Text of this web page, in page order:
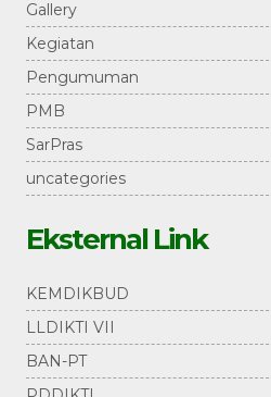
Gallery
Kegiatan
Pengumuman
PMB
SarPras
uncategories
Eksternal Link
KEMDIKBUD
LLDIKTI VII
BAN-PT